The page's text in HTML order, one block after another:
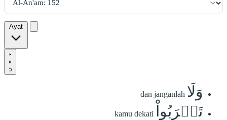
Ayat
وَلَا dan janganlah
تَقۡرَبُواْ kamu dekati